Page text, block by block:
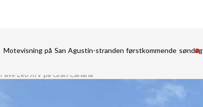
Motevisning på San Agustin-stranden førstkommende søndag
Påve Leo XIV på Gran Canaria